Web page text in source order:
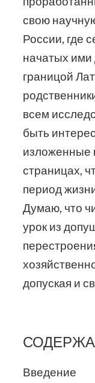
свою
России, где
начатых ими
границой
всем
быть
изложенные
страницах,
период
Думаю, что
урок из
допуская и
Введение